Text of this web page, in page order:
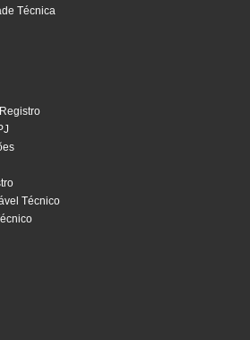
Técnica
Técnico